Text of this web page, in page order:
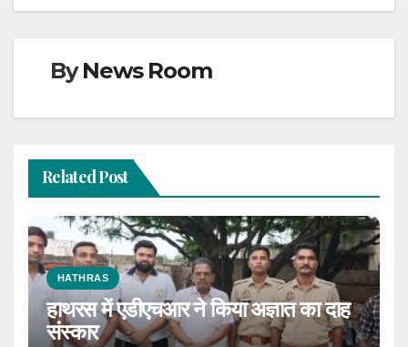
ByNews Room
Related Post
HATHRAS
हाथरस में एडीएचआर ने किया अज्ञात का दाह
संस्कार